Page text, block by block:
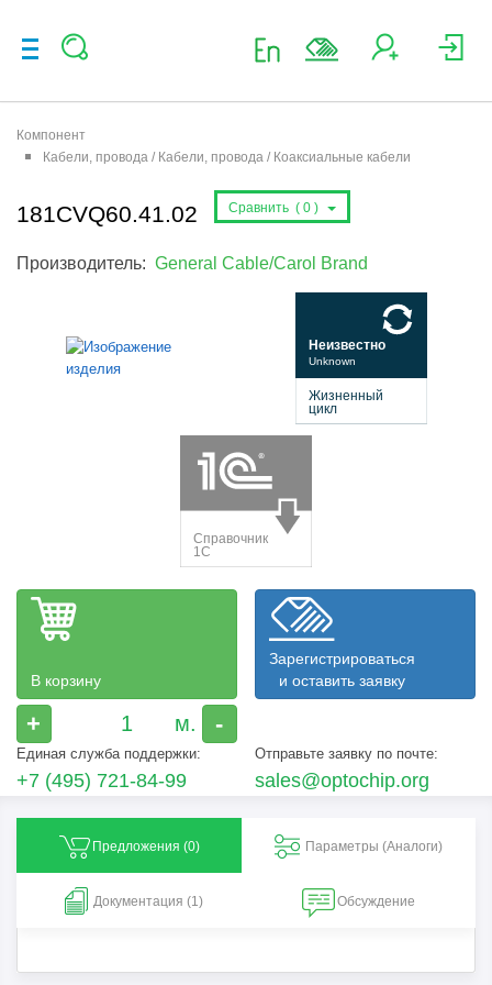
Компонент
Кабели, провода / Кабели, провода / Коаксиальные кабели
181CVQ60.41.02 Сравнить ( 0 )
Производитель: General Cable/Carol Brand
В корзину
+ -
Зарегистрироваться
и оставить заявку
Единая служба поддержки:
+7 (495) 721-84-99
Отправьте заявку по почте:
sales@optochip.org
Предложения (0) Параметры (Aналоги)
Документация (1) Обсуждение